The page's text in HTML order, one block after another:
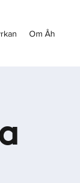
Om Åh